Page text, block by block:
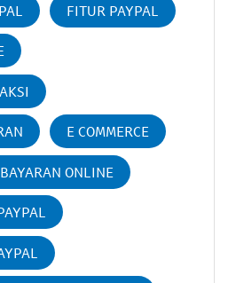
FITUR PAYPAL
E COMMERCE
ONLINE